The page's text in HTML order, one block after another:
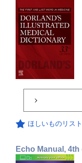
ほしいものリス
Echo Manual, 4th